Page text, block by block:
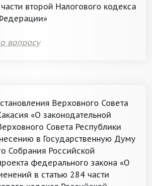
второй Налогового кодекса
вопросу
Верховного Совета
«О законодательной
Совета Республики
в Государственную Думу
Собрания Российской
федерального закона «О
в статью 284 части